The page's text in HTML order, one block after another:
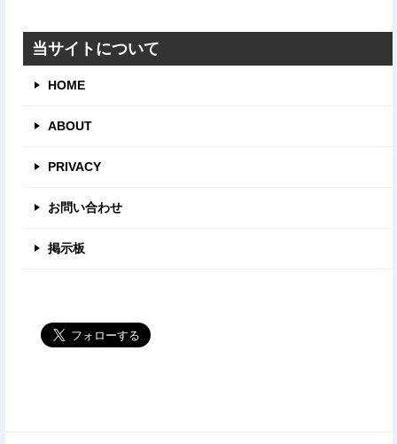
リ
当サイトについて
HOME
ABOUT
PRIVACY
お問い合わせ
掲示板